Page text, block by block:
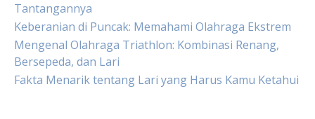
Tantangannya
Keberanian di Puncak: Memahami Olahraga Ekstrem
Mengenal Olahraga Triathlon: Kombinasi Renang,
Bersepeda, dan Lari
Fakta Menarik tentang Lari yang Harus Kamu Ketahui